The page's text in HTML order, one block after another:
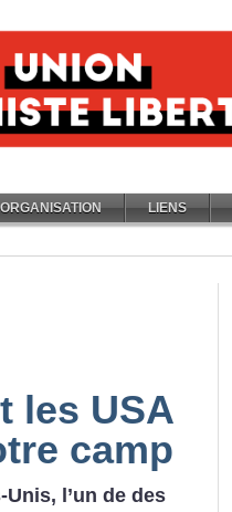
ORGANISATION LIENS
les USA
camp
l’un de des